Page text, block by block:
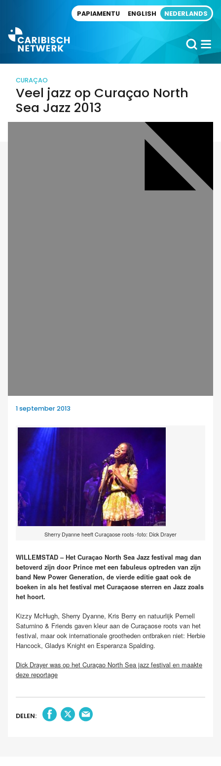
PAPIAMENTU ENGLISH NEDERLANDS
CURAÇAO
Veel jazz op Curaçao North
Sea Jazz 2013
1 september 2013
Sherry Dyanne heeft Curaçaose roots -foto: Dick Drayer
WILLEMSTAD – Het Curaçao North Sea Jazz festival mag dan
betoverd zijn door Prince met een fabuleus optreden van zijn
band New Power Generation, de vierde editie gaat ook de
boeken in als het festival met Curaçaose sterren en Jazz zoals
het hoort.
Kizzy McHugh, Sherry Dyanne, Kris Berry en natuurlijk Pernell
Saturnino & Friends gaven kleur aan de Curaçaose roots van het
festival, maar ook internationale grootheden ontbraken niet: Herbie
Hancock, Gladys Knight en Esperanza Spalding.
Dick Drayer was op het Curaçao North Sea jazz festival en maakte
deze reportage
DELEN: